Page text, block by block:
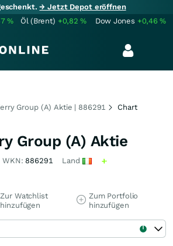
→ Jetzt Depot eröffnen
% Öl (Brent) +0,82% Dow Jones +0,46%
Group (A) Aktie | 886291 Chart
Group (A) Aktie
WKN: 886291 Land
Zur Watchlist
hinzufügen
Zum Portfolio
hinzufügen